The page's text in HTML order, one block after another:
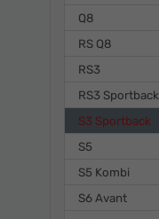
Q8
RS Q8
RS3
RS3 Sportback
S3 Sportback
S5
S5 Kombi
S6 Avant